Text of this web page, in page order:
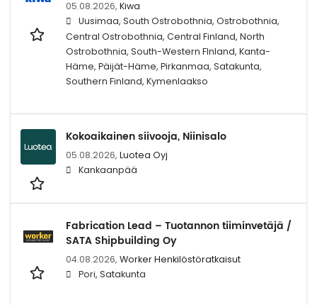
05.08.2026, Kiwa
Uusimaa, South Ostrobothnia, Ostrobothnia,
Central Ostrobothnia, Central Finland, North
Ostrobothnia, South-Western FInland, Kanta-
Häme, Päijät-Häme, Pirkanmaa, Satakunta,
Southern Finland, Kymenlaakso
Kokoaikainen siivooja, Niinisalo
05.08.2026, Luotea Oyj
Kankaanpää
Fabrication Lead – Tuotannon tiiminvetäjä /
SATA Shipbuilding Oy
04.08.2026, Worker Henkilöstöratkaisut
Pori, Satakunta